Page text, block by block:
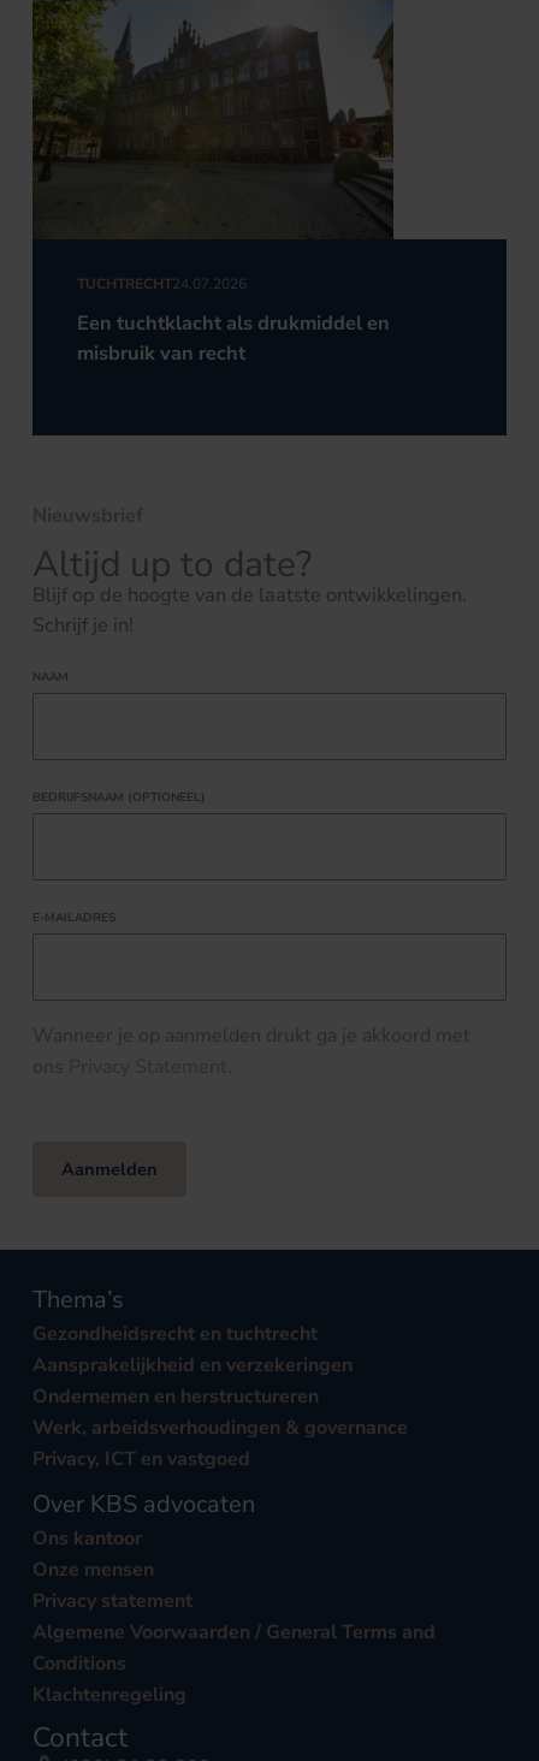
TUCHTRECHT24.07.2026
Een tuchtklacht als drukmiddel en
misbruik van recht
Nieuwsbrief
Altijd up to date?
Blijf op de hoogte van de laatste ontwikkelingen.
Schrijf je in!
NAAM
BEDRIJFSNAAM (OPTIONEEL)
E-MAILADRES
Wanneer je op aanmelden drukt ga je akkoord met
ons Privacy Statement.
Aanmelden
Thema’s
Gezondheidsrecht en tuchtrecht
Aansprakelijkheid en verzekeringen
Ondernemen en herstructureren
Werk, arbeidsverhoudingen & governance
Privacy, ICT en vastgoed
Over KBS advocaten
Ons kantoor
Onze mensen
Privacy statement
Algemene Voorwaarden / General Terms and
Conditions
Klachtenregeling
Contact